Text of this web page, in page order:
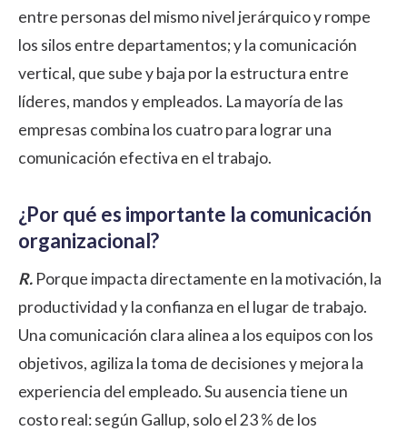
entre personas del mismo nivel jerárquico y rompe
los silos entre departamentos; y la comunicación
vertical, que sube y baja por la estructura entre
líderes, mandos y empleados. La mayoría de las
empresas combina los cuatro para lograr una
comunicación efectiva en el trabajo.
¿Por qué es importante la comunicación
organizacional?
R. Porque impacta directamente en la motivación, la
productividad y la confianza en el lugar de trabajo.
Una comunicación clara alinea a los equipos con los
objetivos, agiliza la toma de decisiones y mejora la
experiencia del empleado. Su ausencia tiene un
costo real: según Gallup, solo el 23 % de los